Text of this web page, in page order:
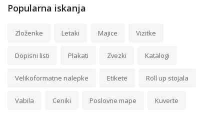
Popularna iskanja
Zloženke Letaki Majice Vizitke
Dopisni listi Plakati Zvezki Katalogi
Velikoformatne nalepke Etikete Roll up stojala
Vabila Ceniki Poslovne mape Kuverte